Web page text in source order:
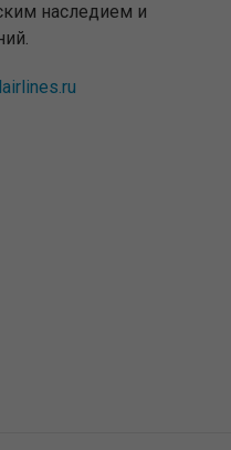
наследием и